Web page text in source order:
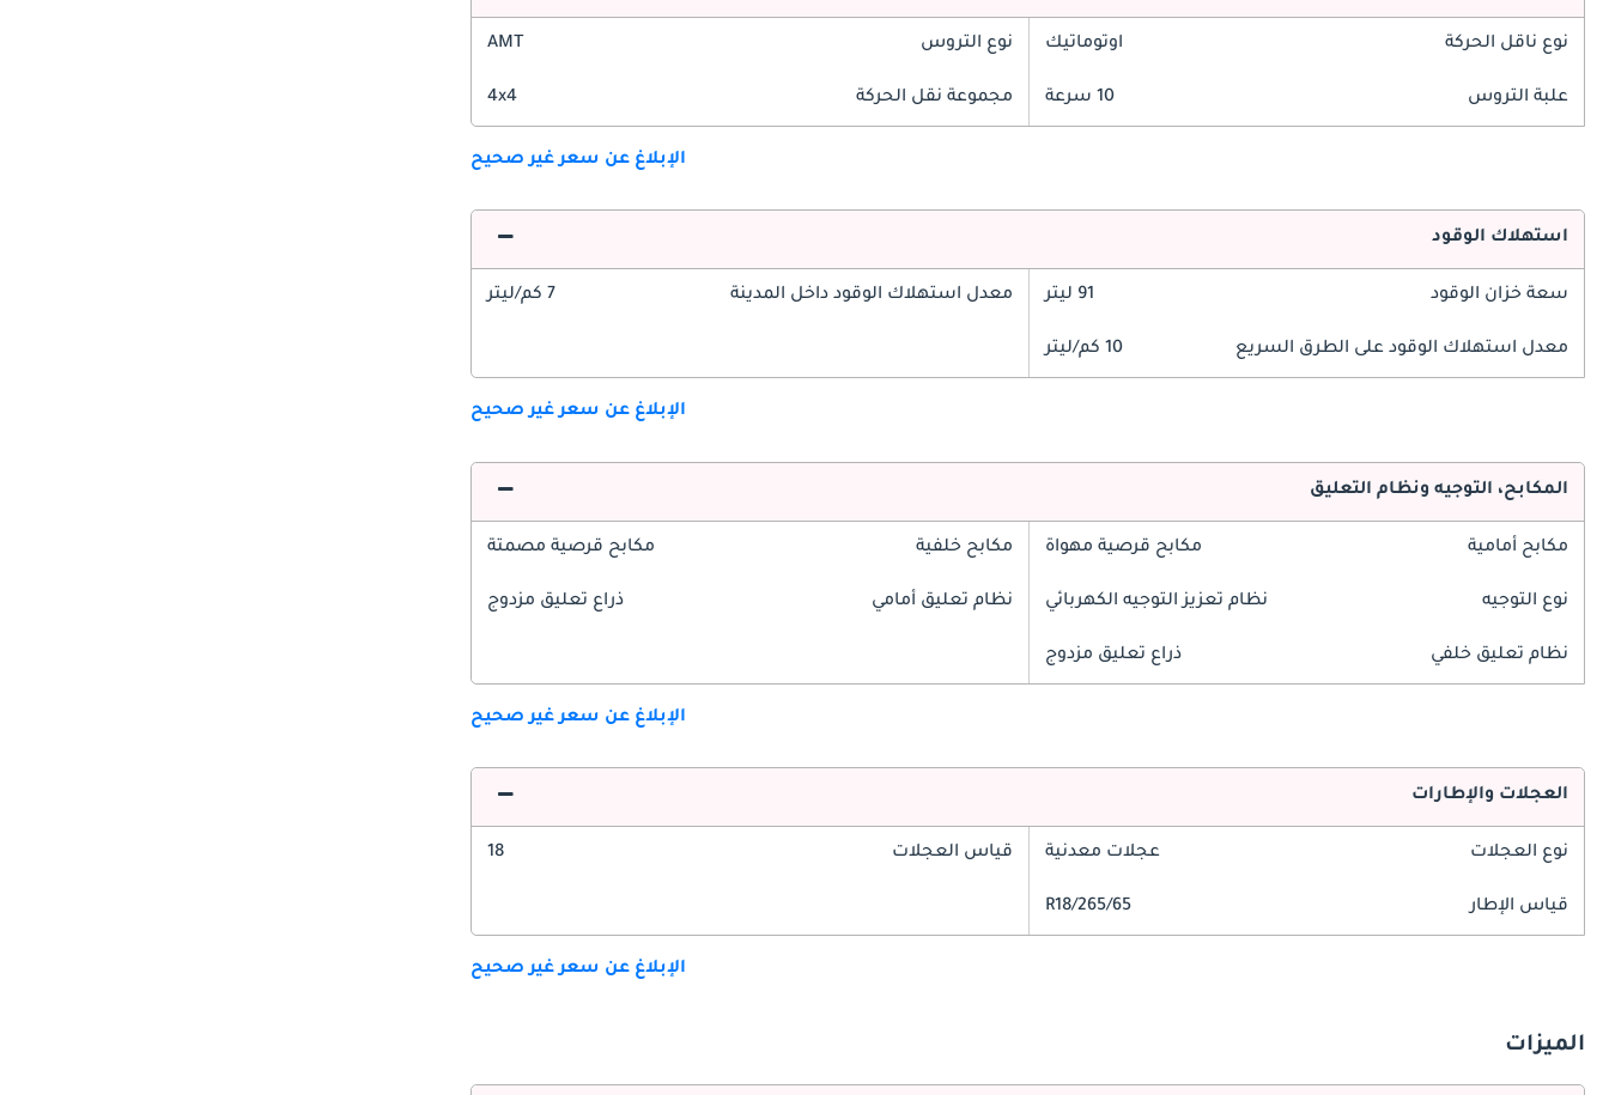
نوع ناقل الحركة اوتوماتيك نوع التروس AMT
علبة التروس 10 سرعة مجموعة نقل الحركة 4x4
الإبلاغ عن سعر غير صحيح
استهلاك الوقود
سعة خزان الوقود 91 ليتر معدل استهلاك الوقود داخل المدينة 7 كم/ليتر
معدل استهلاك الوقود على الطرق السريع 10 كم/ليتر
الإبلاغ عن سعر غير صحيح
المكابح، التوجيه ونظام التعليق
مكابح أمامية مكابح قرصية مهواة مكابح خلفية مكابح قرصية مصمتة
نوع التوجيه نظام تعزيز التوجيه الكهربائي نظام تعليق أمامي ذراع تعليق مزدوج
نظام تعليق خلفي ذراع تعليق مزدوج
الإبلاغ عن سعر غير صحيح
العجلات والإطارات
نوع العجلات عجلات معدنية قياس العجلات 18
قياس الإطار 265/65/R18
الإبلاغ عن سعر غير صحيح
الميزات